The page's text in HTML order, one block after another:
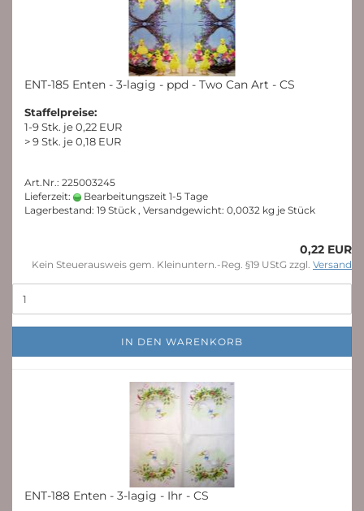
ENT-185 Enten - 3-lagig - ppd - Two Can Art - CS
Staffelpreise:
1-9 Stk. je 0,22 EUR
> 9 Stk. je 0,18 EUR
Art.Nr.: 225003245
Lieferzeit:
Bearbeitungszeit 1-5 Tage
Lagerbestand: 19 Stück , Versandgewicht: 0,0032 kg je Stück
0,22 EUR
Kein Steuerausweis gem. Kleinuntern.-Reg. §19 UStG zzgl. Versand
IN DEN WARENKORB
ENT-188 Enten - 3-lagig - Ihr - CS